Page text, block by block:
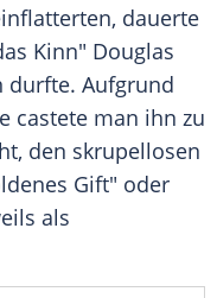
dauerte
Kinn" Douglas
durfte. Aufgrund
castete man ihn zu
den skrupellosen
Gift" oder
als